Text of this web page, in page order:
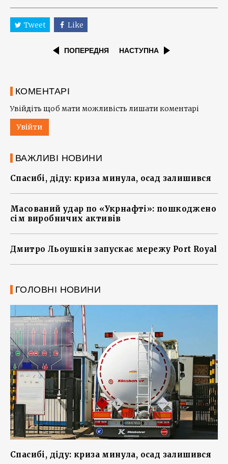
Tweet Like
ПОПЕРЕДНЯ НАСТУПНА
КОМЕНТАРІ
Увійдіть щоб мати можливість лишати коментарі
Увійти
ВАЖЛИВІ НОВИНИ
Спасибі, діду: криза минула, осад залишився
Масований удар по «Укрнафті»: пошкоджено
сім виробничих активів
Дмитро Льоушкін запускає мережу Port Royal
ГОЛОВНІ НОВИНИ
Спасибі, діду: криза минула, осад залишився